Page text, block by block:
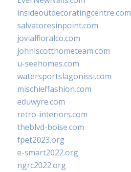
insideoutdecoratingcentre.com
salvatoresinpoint.com
jovialfloralco.com
johnlscotthometeam.com
u-seehomes.com
watersportslagonissi.com
mischieffashion.com
eduwyre.com
retro-interiors.com
theblvd-boise.com
fpet2023.org
e-smart2022.org
ngrc2022.org